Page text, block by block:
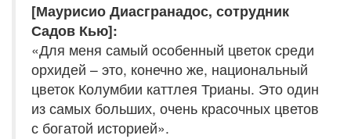
[Маурисио Диасгранадос, сотрудник
Садов Кью]:
«Для меня самый особенный цветок среди
орхидей – это, конечно же, национальный
цветок Колумбии каттлея Трианы. Это один
из самых больших, очень красочных цветов
с богатой историей».